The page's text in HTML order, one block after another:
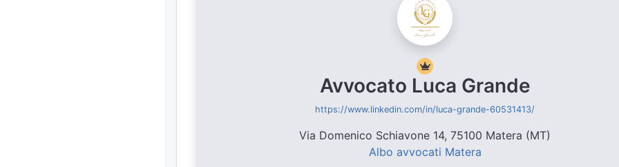
Avvocato Luca Grande
https://www.linkedin.com/in/luca-grande-60531413/
Via Domenico Schiavone 14, 75100 Matera (MT)
Albo avvocati Matera